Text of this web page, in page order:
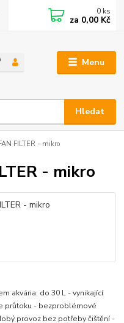
Menu
Hledat
0 ks
za 0,00 Kč
FILTER - mikro
- mikro
akvária: do 30 L - vynikající
průtoku - bezproblémové
provoz bez potřeby čištění -